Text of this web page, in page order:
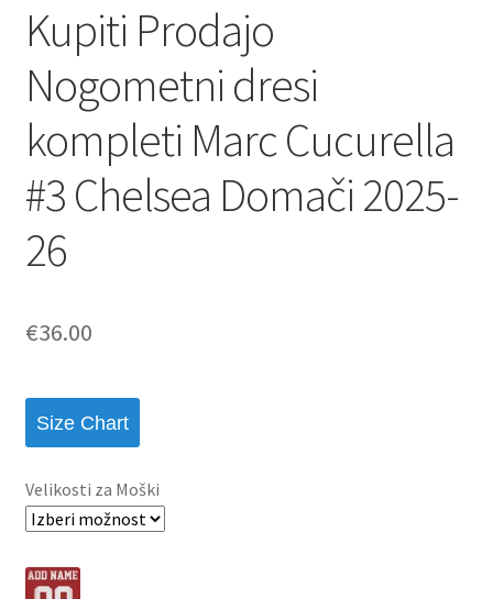
Kupiti Prodajo
Nogometni dresi
kompleti Marc Cucurella
#3 Chelsea Domači 2025-
26
€36.00
Size Chart
Velikosti za Moški